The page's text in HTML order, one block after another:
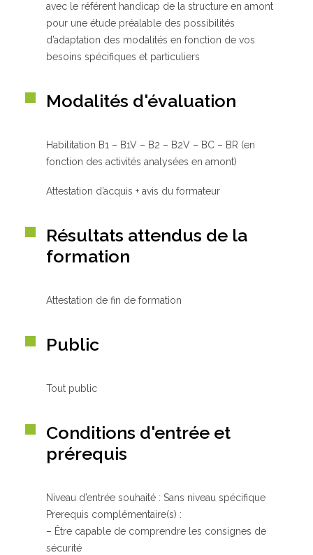
avec le référent handicap de la structure en amont
pour une étude préalable des possibilités
d’adaptation des modalités en fonction de vos
besoins spécifiques et particuliers
Modalités d'évaluation
Habilitation B1 – B1V – B2 – B2V – BC – BR (en
fonction des activités analysées en amont)
Attestation d’acquis + avis du formateur
Résultats attendus de la
formation
Attestation de fin de formation
Public
Tout public
Conditions d'entrée et
prérequis
Niveau d’entrée souhaité : Sans niveau spécifique
Prerequis complémentaire(s) :
– Être capable de comprendre les consignes de
sécurité